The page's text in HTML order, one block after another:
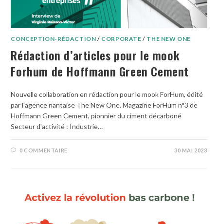
CONCEPTION-RÉDACTION / CORPORATE / THE NEW ONE
Rédaction d’articles pour le mook
Forhum de Hoffmann Green Cement
Nouvelle collaboration en rédaction pour le mook ForHum, édité
par l'agence nantaise The New One. Magazine ForHum n°3 de
Hoffmann Green Cement, pionnier du ciment décarboné
Secteur d'activité : Industrie…
0 COMMENTAIRE 30 MAI 2023